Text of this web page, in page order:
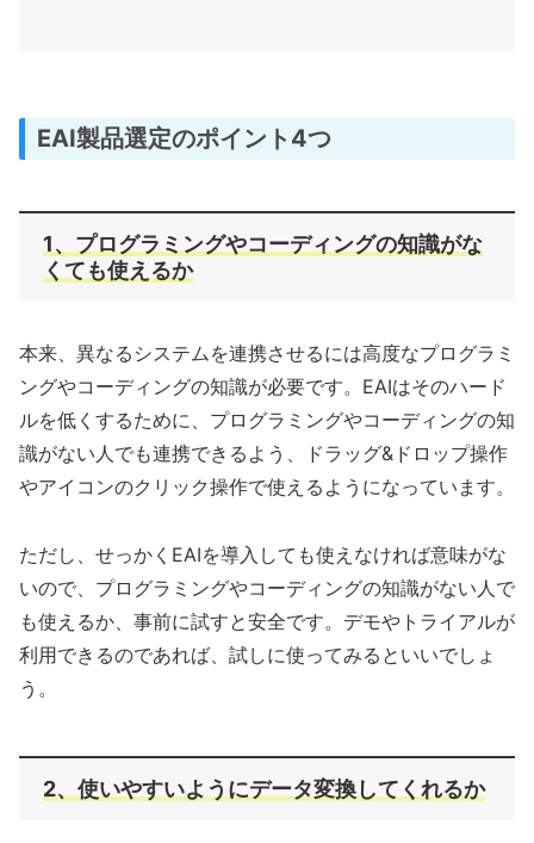
EAI製品選定のポイント4つ
1、プログラミングやコーディングの知識がな
くても使えるか
本来、異なるシステムを連携させるには高度なプログラミ
ングやコーディングの知識が必要です。EAIはそのハード
ルを低くするために、プログラミングやコーディングの知
識がない人でも連携できるよう、ドラッグ&ドロップ操作
やアイコンのクリック操作で使えるようになっています。
ただし、せっかくEAIを導入しても使えなければ意味がな
いので、プログラミングやコーディングの知識がない人で
も使えるか、事前に試すと安全です。デモやトライアルが
利用できるのであれば、試しに使ってみるといいでしょ
う。
2、使いやすいようにデータ変換してくれるか